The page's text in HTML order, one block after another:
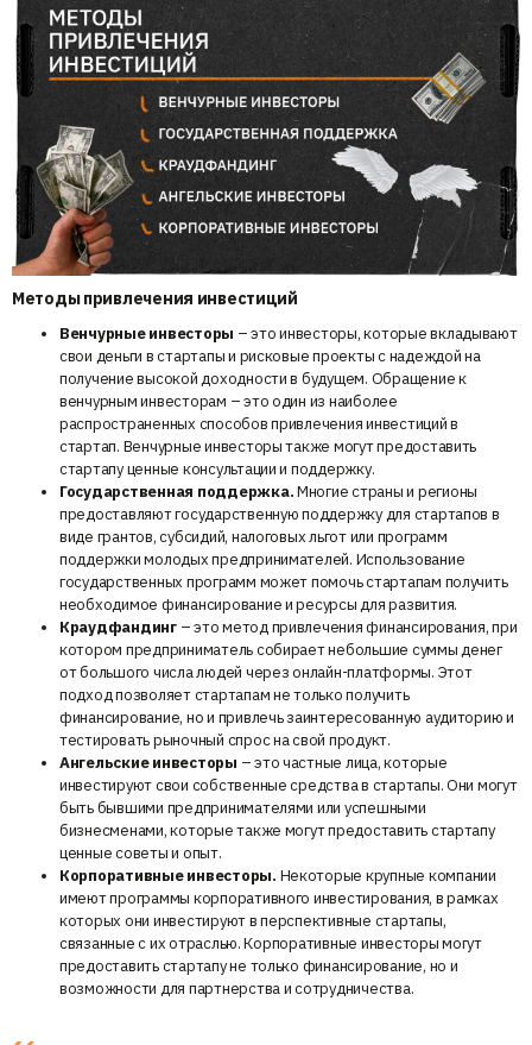
Методы привлечения инвестиций
Венчурные инвесторы – это инвесторы, которые вкладывают
свои деньги в стартапы и рисковые проекты с надеждой на
получение высокой доходности в будущем. Обращение к
венчурным инвесторам – это один из наиболее
распространенных способов привлечения инвестиций в
стартап. Венчурные инвесторы также могут предоставить
стартапу ценные консультации и поддержку.
Государственная поддержка.Многие страны и регионы
предоставляют государственную поддержку для стартапов в
виде грантов, субсидий, налоговых льгот или программ
поддержки молодых предпринимателей. Использование
государственных программ может помочь стартапам получить
необходимое финансирование и ресурсы для развития.
Краудфандинг– это метод привлечения финансирования, при
котором предприниматель собирает небольшие суммы денег
от большого числа людей через онлайн-платформы. Этот
подход позволяет стартапам не только получить
финансирование, но и привлечь заинтересованную аудиторию и
тестировать рыночный спрос на свой продукт.
Ангельские инвесторы – это частные лица, которые
инвестируют свои собственные средства в стартапы. Они могут
быть бывшими предпринимателями или успешными
бизнесменами, которые также могут предоставить стартапу
ценные советы и опыт.
Корпоративные инвесторы. Некоторые крупные компании
имеют программы корпоративного инвестирования, в рамках
которых они инвестируют в перспективные стартапы,
связанные с их отраслью. Корпоративные инвесторы могут
предоставить стартапу не только финансирование, но и
возможности для партнерства и сотрудничества.